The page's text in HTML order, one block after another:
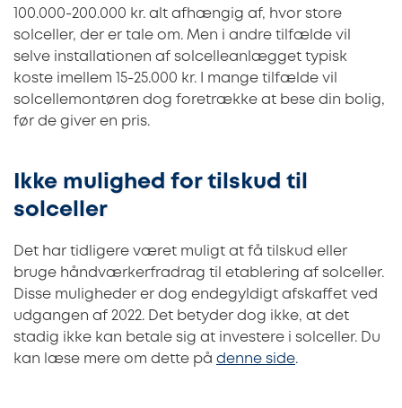
100.000-200.000 kr. alt afhængig af, hvor store
solceller, der er tale om. Men i andre tilfælde vil
selve installationen af solcelleanlægget typisk
koste imellem 15-25.000 kr. I mange tilfælde vil
solcellemontøren dog foretrække at bese din bolig,
før de giver en pris.
Ikke mulighed for tilskud til
solceller
Det har tidligere været muligt at få tilskud eller
bruge håndværkerfradrag til etablering af solceller.
Disse muligheder er dog endegyldigt afskaffet ved
udgangen af 2022. Det betyder dog ikke, at det
stadig ikke kan betale sig at investere i solceller. Du
kan læse mere om dette på denne side.